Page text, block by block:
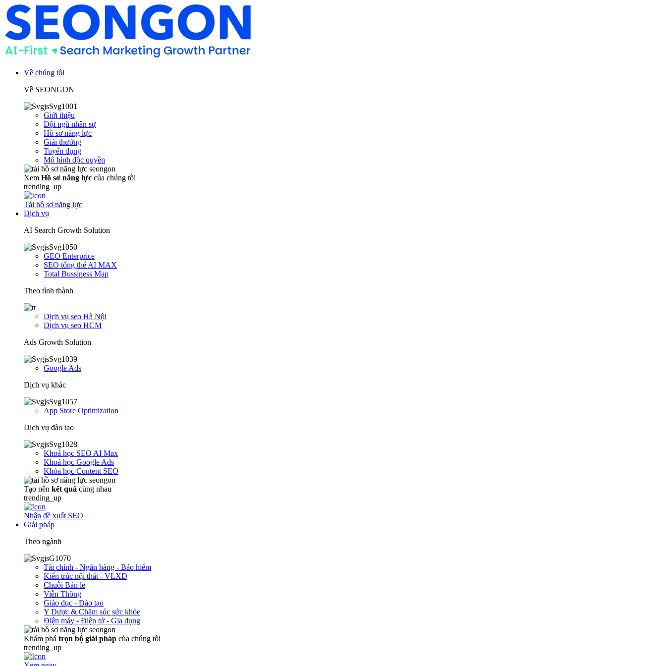
Về chúng tôi
Về SEONGON
Giới thiệu
Đội ngũ nhân sự
Hồ sơ năng lực
Giải thưởng
Tuyển dụng
Mô hình độc quyền
Xem Hồ sơ năng lực của chúng tôi
trending_up
Tải hồ sơ năng lực
Dịch vụ
AI Search Growth Solution
GEO Enterprice
SEO tổng thể AI MAX
Total Bussiness Map
Theo tỉnh thành
Dịch vụ seo Hà Nội
Dịch vụ seo HCM
Ads Growth Solution
Google Ads
Dịch vụ khác
App Store Optimization
Dịch vụ đào tạo
Khoá học SEO AI Max
Khoá học Google Ads
Khóa học Content SEO
Tạo nên kết quả cùng nhau
trending_up
Nhận đề xuất SEO
Giải pháp
Theo ngành
Tài chính - Ngân hàng - Bảo hiểm
Kiến trúc nội thất - VLXD
Chuỗi Bán lẻ
Viễn Thông
Giáo dục - Đào tạo
Y Dược & Chăm sóc sức khỏe
Điện máy - Điện tử - Gia dụng
Khám phá trọn bộ giải pháp của chúng tôi
trending_up